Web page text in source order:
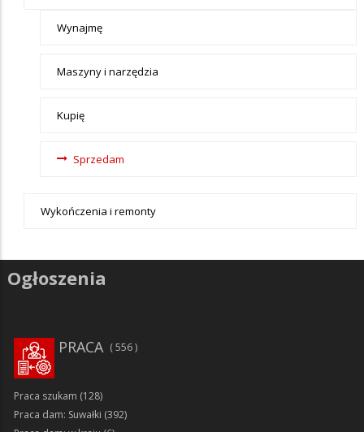
Wynajmę
Maszyny i narzędzia
Kupię
Sprzedam
Wykończenia i remonty
Ogłoszenia
PRACA 556
Praca szukam (128)
Praca dam: Suwałki (392)